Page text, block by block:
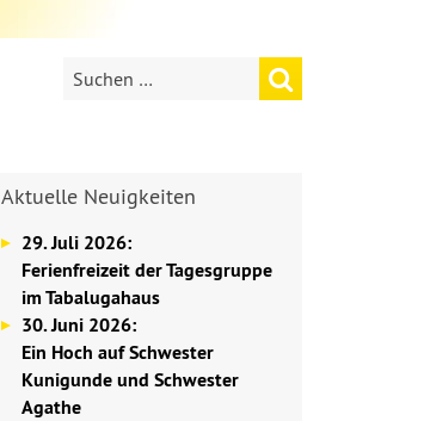
Aktuelle Neuigkeiten
29. Juli 2026:
Ferienfreizeit der Tagesgruppe
im Tabalugahaus
30. Juni 2026:
Ein Hoch auf Schwester
Kunigunde und Schwester
Agathe